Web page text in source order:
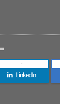
LinkedIn
-